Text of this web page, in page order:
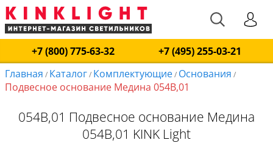
+7 (800) 775-63-32
+7 (495) 255-03-21
Главная / Каталог/ Комплектующие/ Основания /
Подвесное основание Медина 054B,01
054B,01 Подвесное основание Медина
054B,01 KINK Light